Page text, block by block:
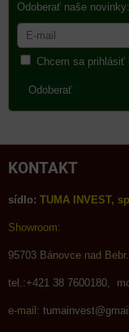
Odoberať naše novinky:
Chcem sa prihlásiť
Odoberať
KONTAKT
sídlo: TUMA INVEST,
Showroom:
95703 Bánovce nad
tel.:+421 38 7600180,
e-mail: